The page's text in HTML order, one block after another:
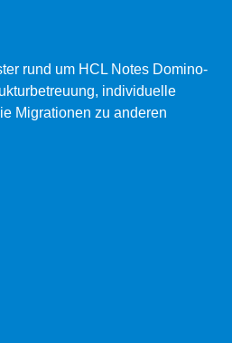
rund um HCL Notes Domino-
individuelle
Migrationen zu anderen